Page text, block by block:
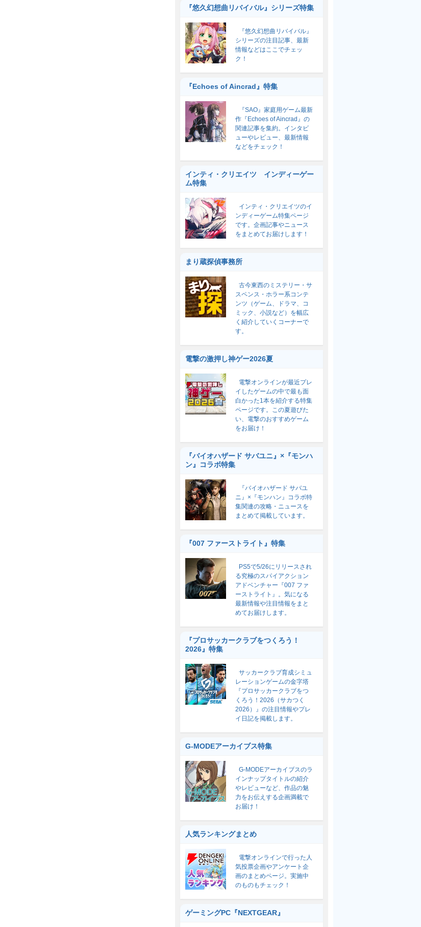
『悠久幻想曲リバイバル』シリーズ特集
『悠久幻想曲リバイバル』
シリーズの注目記事、最新
情報などはここでチェッ
ク！
『Echoes of Aincrad』特集
『SAO』家庭用ゲーム最新
作『Echoes of Aincrad』の
関連記事を集約。インタビ
ューやレビュー、最新情報
などをチェック！
インティ・クリエイツ インディーゲー
ム特集
インティ・クリエイツのイ
ンディーゲーム特集ページ
です。企画記事やニュース
をまとめてお届けします！
まり蔵探偵事務所
古今東西のミステリー・サ
スペンス・ホラー系コンテ
ンツ（ゲーム、ドラマ、コ
ミック、小説など）を幅広
く紹介していくコーナーで
す。
電撃の激押し神ゲー2026夏
電撃オンラインが最近プレ
イしたゲームの中で最も面
白かった1本を紹介する特集
ページです。この夏遊びた
い、電撃のおすすめゲーム
をお届け！
『バイオハザード サバユニ』×『モンハ
ン』コラボ特集
『バイオハザード サバユ
ニ』×『モンハン』コラボ特
集関連の攻略・ニュースを
まとめて掲載しています。
『007 ファーストライト』特集
PS5で5/26にリリースされ
る究極のスパイアクション
アドベンチャー『007 ファ
ーストライト』。気になる
最新情報や注目情報をまと
めてお届けします。
『プロサッカークラブをつくろう！
2026』特集
サッカークラブ育成シミュ
レーションゲームの金字塔
『プロサッカークラブをつ
くろう！2026（サカつく
2026）』の注目情報やプレ
イ日記を掲載します。
G-MODEアーカイブス特集
G-MODEアーカイブスのラ
インナップタイトルの紹介
やレビューなど、作品の魅
力をお伝えする企画満載で
お届け！
人気ランキングまとめ
電撃オンラインで行った人
気投票企画やアンケート企
画のまとめページ。実施中
のものもチェック！
ゲーミングPC『NEXTGEAR』